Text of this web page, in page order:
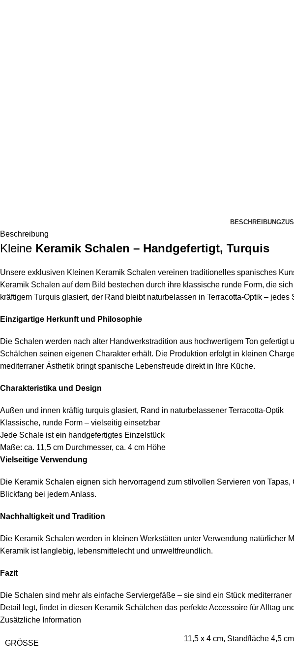
BESCHREIBUNG
Beschreibung
Kleine Keramik Schalen – Handgefertigt, Turquis
Unsere exklusiven Kleinen Keramik Schalen vereinen traditionelles spanisches
Keramik Schalen auf dem Bild bestechen durch ihre klassische runde Form, die
kräftigem Turquis glasiert, der Rand bleibt naturbelassen in Terracotta-Optik –
Einzigartige Herkunft und Philosophie
Die Schalen werden nach alter Handwerkstradition aus hochwertigem Ton
Schälchen seinen eigenen Charakter erhält. Die Produktion erfolgt in kleinen
mediterraner Ästhetik bringt spanische Lebensfreude direkt in Ihre Küche.
Charakteristika und Design
Außen und innen kräftig turquis glasiert, Rand in naturbelassener Terracotta-Optik
Klassische, runde Form – vielseitig einsetzbar
Jede Schale ist ein handgefertigtes Einzelstück
Maße: ca. 11,5 cm Durchmesser, ca. 4 cm Höhe
Vielseitige Verwendung
Die Keramik Schalen eignen sich hervorragend zum stilvollen Servieren von
Blickfang bei jedem Anlass.
Nachhaltigkeit und Tradition
Die Keramik Schalen werden in kleinen Werkstätten unter Verwendung
Keramik ist langlebig, lebensmittelecht und umweltfreundlich.
Fazit
Die Schalen sind mehr als einfache Serviergefäße – sie sind ein Stück
Detail legt, findet in diesen Keramik Schälchen das perfekte Accessoire für Alltag
Zusätzliche Information
GRÖSSE
11,5 x 4 cm, Standfläche 4,5